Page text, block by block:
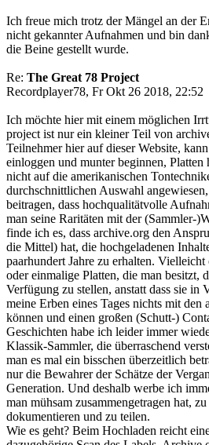
Ich freue mich trotz der Mängel an der
nicht gekannter Aufnahmen und bin
die Beine gestellt wurde.
Re: The Great 78 Project
Recordplayer78, Fr Okt 26 2018, 22:52
Ich möchte hier mit einem möglichen
project ist nur ein kleiner Teil von
Teilnehmer hier auf dieser Website,
einloggen und munter beginnen, Platten
nicht auf die amerikanischen
durchschnittlichen Auswahl
beitragen, dass hochqualitätvolle
man seine Raritäten mit der (Sammler-
finde ich es, dass archive.org den
die Mittel) hat, die hochgeladenen
paarhundert Jahre zu erhalten.
oder einmalige Platten, die man besitzt,
Verfügung zu stellen, anstatt dass sie in
meine Erben eines Tages nichts mit den
können und einen großen (Schutt-)
Geschichten habe ich leider immer
Klassik-Sammler, die überraschend
man es mal ein bisschen überzeitlich
nur die Bewahrer der Schätze der
Generation. Und deshalb werbe ich
man mühsam zusammengetragen hat,
dokumentieren und zu teilen.
Wie es geht? Beim Hochladen reicht